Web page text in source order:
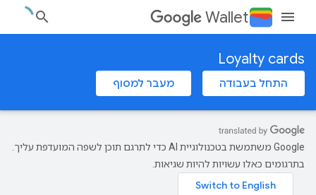
Wallet
Loyalty cards
התחל בעבודה מעבר למסוף
‫Google משתמשת בטכנולוגיית AI כדי לתרגם תוכן לשפה המועדפת עליך.
בתרגומים כאלו עשויות להיות שגיאות.